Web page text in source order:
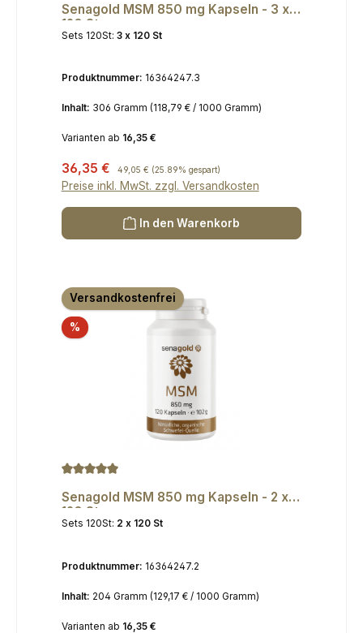
Senagold MSM 850 mg Kapseln - 3 x
120 St.
Sets 120St: 3 x 120 St
Produktnummer: 16364247.3
Inhalt: 306 Gramm (118,79 € / 1000 Gramm)
Varianten ab 16,35 €
Verkaufspreis:
36,35 € Regulärer Preis:
49,05 € (25.89% gespart)
Preise inkl. MwSt. zzgl. Versandkosten
In den Warenkorb
Versandkostenfrei
%Rabatt
Senagold MSM 850 mg Kapseln - 2 x
120 St.
Sets 120St: 2 x 120 St
Produktnummer: 16364247.2
Inhalt: 204 Gramm (129,17 € / 1000 Gramm)
Varianten ab 16,35 €